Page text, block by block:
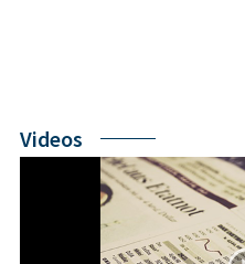
Videos